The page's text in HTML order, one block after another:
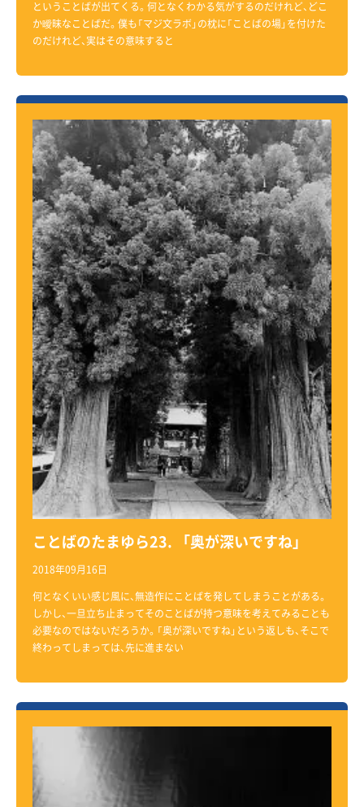
ということばが出てくる。何となくわかる気がするのだけれど、どこ
か曖昧なことばだ。僕も「マジ文ラボ」の枕に「ことばの場」を付けた
のだけれど、実はその意味すると
ことばのたまゆら23. 「奥が深いですね」
2018年09月16日
何となくいい感じ風に、無造作にことばを発してしまうことがある。
しかし、一旦立ち止まってそのことばが持つ意味を考えてみることも
必要なのではないだろうか。「奥が深いですね」という返しも、そこで
終わってしまっては、先に進まない